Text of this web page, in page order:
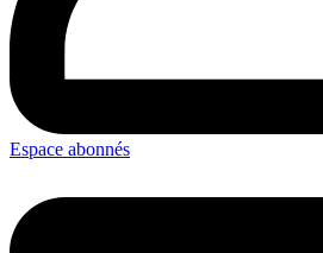
Espace abonnés